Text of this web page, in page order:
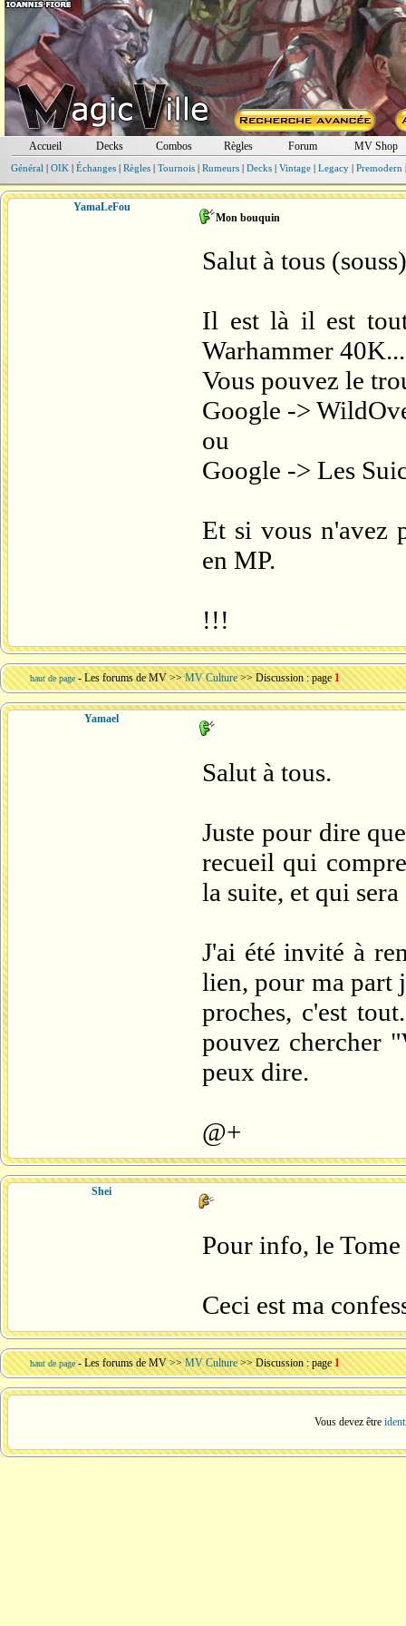
Accueil Decks Combos Règles Forum MV Shop
Général | OIK | Échanges| Règles| Tournois| Rumeurs| Decks| Vintage| Legacy| Premodern
YamaLeFou
Mon bouquin
Salut à tous (souss)
Il est là il est
Warhammer 40K...
Vous pouvez le
Google ->
ou
Google -> Les
Et si vous n'avez
en MP.
!!!
haut de page -Les forums de MV>>MV Culture>> Discussion : page1
Yamael
Salut à tous.
Juste pour dire
recueil qui
la suite, et qui
J'ai été invité à
lien, pour ma part
proches, c'est
pouvez chercher
peux dire.
@+
Shei
Pour info, le
Ceci est ma
haut de page -Les forums de MV>>MV Culture>> Discussion : page1
Vous devez être